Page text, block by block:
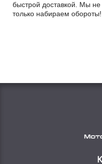
быстрой доставкой. Мы не
только набираем обороты!